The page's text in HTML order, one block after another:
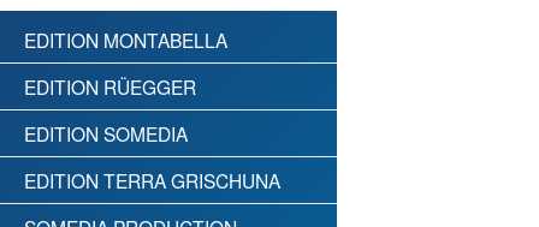
EDITION MONTABELLA
EDITION RÜEGGER
EDITION SOMEDIA
EDITION TERRA GRISCHUNA